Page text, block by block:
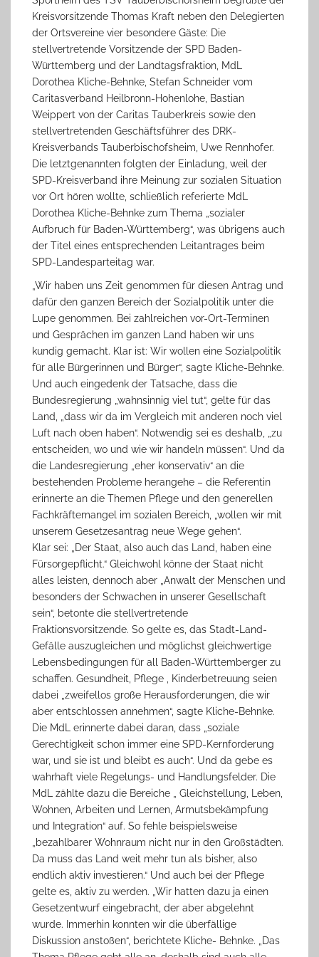
Kreisvorsitzende Thomas Kraft neben den Delegierten
der Ortsvereine vier besondere Gäste: Die
stellvertretende Vorsitzende der SPD Baden-
Württemberg und der Landtagsfraktion, MdL
Dorothea Kliche-Behnke, Stefan Schneider vom
Caritasverband Heilbronn-Hohenlohe, Bastian
Weippert von der Caritas Tauberkreis sowie den
stellvertretenden Geschäftsführer des DRK-
Kreisverbands Tauberbischofsheim, Uwe Rennhofer.
Die letztgenannten folgten der Einladung, weil der
SPD-Kreisverband ihre Meinung zur sozialen Situation
vor Ort hören wollte, schließlich referierte MdL
Dorothea Kliche-Behnke zum Thema „sozialer
Aufbruch für Baden-Württemberg“, was übrigens auch
der Titel eines entsprechenden Leitantrages beim
SPD-Landesparteitag war.
„Wir haben uns Zeit genommen für diesen Antrag und
dafür den ganzen Bereich der Sozialpolitik unter die
Lupe genommen. Bei zahlreichen vor-Ort-Terminen
und Gesprächen im ganzen Land haben wir uns
kundig gemacht. Klar ist: Wir wollen eine Sozialpolitik
für alle Bürgerinnen und Bürger“, sagte Kliche-Behnke.
Und auch eingedenk der Tatsache, dass die
Bundesregierung „wahnsinnig viel tut“, gelte für das
Land, „dass wir da im Vergleich mit anderen noch viel
Luft nach oben haben“. Notwendig sei es deshalb, „zu
entscheiden, wo und wie wir handeln müssen“. Und da
die Landesregierung „eher konservativ“ an die
bestehenden Probleme herangehe – die Referentin
erinnerte an die Themen Pflege und den generellen
Fachkräftemangel im sozialen Bereich, „wollen wir mit
unserem Gesetzesantrag neue Wege gehen“.
Klar sei: „Der Staat, also auch das Land, haben eine
Fürsorgepflicht.“ Gleichwohl könne der Staat nicht
alles leisten, dennoch aber „Anwalt der Menschen und
besonders der Schwachen in unserer Gesellschaft
sein“, betonte die stellvertretende
Fraktionsvorsitzende. So gelte es, das Stadt-Land-
Gefälle auszugleichen und möglichst gleichwertige
Lebensbedingungen für all Baden-Württemberger zu
schaffen. Gesundheit, Pflege , Kinderbetreuung seien
dabei „zweifellos große Herausforderungen, die wir
aber entschlossen annehmen“, sagte Kliche-Behnke.
Die MdL erinnerte dabei daran, dass „soziale
Gerechtigkeit schon immer eine SPD-Kernforderung
war, und sie ist und bleibt es auch“. Und da gebe es
wahrhaft viele Regelungs- und Handlungsfelder. Die
MdL zählte dazu die Bereiche „ Gleichstellung, Leben,
Wohnen, Arbeiten und Lernen, Armutsbekämpfung
und Integration“ auf. So fehle beispielsweise
„bezahlbarer Wohnraum nicht nur in den Großstädten.
Da muss das Land weit mehr tun als bisher, also
endlich aktiv investieren.“ Und auch bei der Pflege
gelte es, aktiv zu werden. „Wir hatten dazu ja einen
Gesetzentwurf eingebracht, der aber abgelehnt
wurde. Immerhin konnten wir die überfällige
Diskussion anstoßen“, berichtete Kliche- Behnke. „Das